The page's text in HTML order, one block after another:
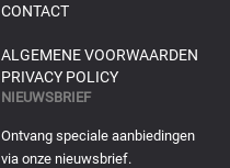
CONTACT
ALGEMENE VOORWAARDEN
PRIVACY POLICY
NIEUWSBRIEF
Ontvang speciale aanbiedingen
via onze nieuwsbrief.